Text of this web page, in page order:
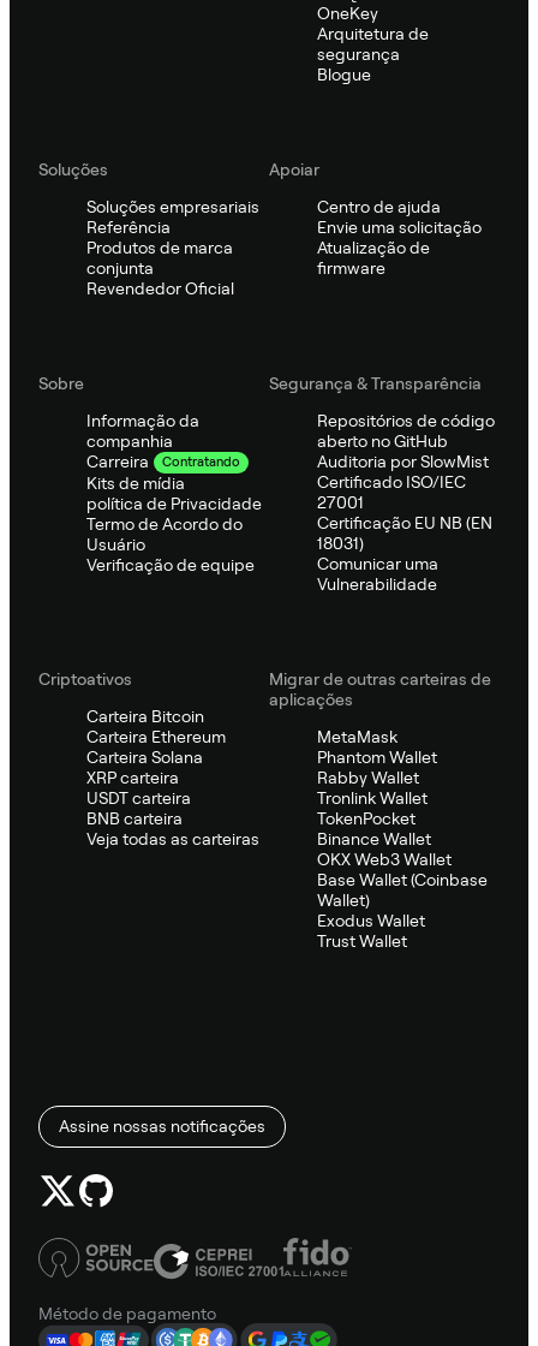
OneKey
Arquitetura de
segurança
Blogue
Soluções
Soluções empresariais
Referência
Produtos de marca
conjunta
Revendedor Oficial
Apoiar
Centro de ajuda
Envie uma solicitação
Atualização de
firmware
Sobre
Informação da
companhia
Carreira
Contratando
Kits de mídia
política de Privacidade
Termo de Acordo do
Usuário
Verificação de equipe
Segurança & Transparência
Repositórios de código
aberto no GitHub
Auditoria por SlowMist
Certificado ISO/IEC
27001
Certificação EU NB (EN
18031)
Comunicar uma
Vulnerabilidade
Criptoativos
Carteira Bitcoin
Carteira Ethereum
Carteira Solana
XRP carteira
USDT carteira
BNB carteira
Veja todas as carteiras
Migrar de outras carteiras de
aplicações
MetaMask
Phantom Wallet
Rabby Wallet
Tronlink Wallet
TokenPocket
Binance Wallet
OKX Web3 Wallet
Base Wallet (Coinbase
Wallet)
Exodus Wallet
Trust Wallet
Assine nossas notificações
Método de pagamento